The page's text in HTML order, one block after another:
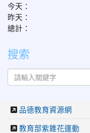
今天：
昨天：
總計：
搜索
品德教育資源網
教育部紫錐花運動